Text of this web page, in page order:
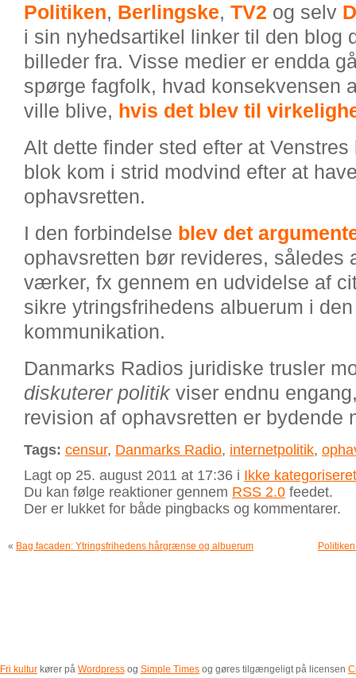
Politiken, Berlingske, TV2 og selv
i sin nyhedsartikel linker til den blog
billeder fra. Visse medier er endda
spørge fagfolk, hvad konsekvensen
ville blive, hvis det blev til
Alt dette finder sted efter at
blok kom i strid modvind efter at
ophavsretten.
I den forbindelse blev det
ophavsretten bør revideres, således
værker, fx gennem en udvidelse af
sikre ytringsfrihedens albuerum i
kommunikation.
Danmarks Radios juridiske trusler
diskuterer politik viser endnu
revision af ophavsretten er bydende
Tags: censur, Danmarks Radio, internetpolitik,
Lagt op 25. august 2011 at 17:36 i Ikke kategoriseret
Du kan følge reaktioner gennem RSS 2.0 feedet.
Der er lukket for både pingbacks og kommentarer.
« Bag facaden: Ytringsfrihedens hårgrænse og albuerum
Fri kultur kører på Wordpress og Simple Times og gøres tilgængeligt på licensen